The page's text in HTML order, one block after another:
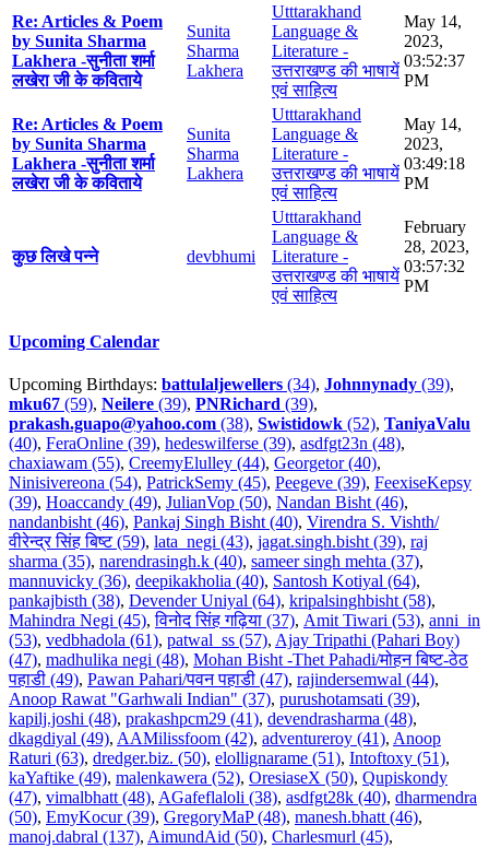
Re: Articles & Poem
by Sunita Sharma
Lakhera -सुनीता शर्मा
लखेरा जी के कविताये
Sunita
Sharma
Lakhera
Utttarakhand
Language &
Literature -
उत्तराखण्ड की भाषायें
एवं साहित्य
May 14,
2023,
03:52:37
PM
Re: Articles & Poem
by Sunita Sharma
Lakhera -सुनीता शर्मा
लखेरा जी के कविताये
Sunita
Sharma
Lakhera
Utttarakhand
Language &
Literature -
उत्तराखण्ड की भाषायें
एवं साहित्य
May 14,
2023,
03:49:18
PM
कुछ लिखे पन्ने devbhumi
Utttarakhand
Language &
Literature -
उत्तराखण्ड की भाषायें
एवं साहित्य
February
28, 2023,
03:57:32
PM
Upcoming Calendar
Upcoming Birthdays: battulaljewellers (34), Johnnynady (39),
mku67 (59), Neilere (39), PNRichard (39),
prakash.guapo@yahoo.com (38), Swistidowk (52), TaniyaValu
(40), FeraOnline (39), hedeswilferse (39), asdfgt23n (48),
chaxiawam (55), CreemyElulley (44), Georgetor (40),
Ninisivereona (54), PatrickSemy (45), Peegeve (39), FeexiseKepsy
(39), Hoaccandy (49), JulianVop (50), Nandan Bisht (46),
nandanbisht (46), Pankaj Singh Bisht (40), Virendra S. Vishth/
वीरेन्द्र सिंह बिष्ट (59), lata_negi (43), jagat.singh.bisht (39), raj
sharma (35), narendrasingh.k (40), sameer singh mehta (37),
mannuvicky (36), deepikakholia (40), Santosh Kotiyal (64),
pankajbisth (38), Devender Uniyal (64), kripalsinghbisht (58),
Mahindra Negi (45),विनोद सिंह गढ़िया (37), Amit Tiwari (53), anni_in
(53), vedbhadola (61), patwal_ss (57), Ajay Tripathi (Pahari Boy)
(47), madhulika negi (48), Mohan Bisht -Thet Pahadi/मोहन बिष्ट-ठेठ
पहाडी (49), Pawan Pahari/पवन पहाडी (47), rajindersemwal (44),
Anoop Rawat "Garhwali Indian" (37), purushotamsati (39),
kapilj.joshi (48), prakashpcm29 (41), devendrasharma (48),
dkagdiyal (49), AAMilissfoom (42), adventureroy (41), Anoop
Raturi (63), dredger.biz. (50), elollignarame (51), Intoftoxy (51),
kaYaftike (49), malenkawera (52), OresiaseX (50), Qupiskondy
(47), vimalbhatt (48), AGafeflaloli (38), asdfgt28k (40), dharmendra
(50), EmyKocur (39), GregoryMaP (48), manesh.bhatt (46),
manoj.dabral (137), AimundAid (50), Charlesmurl (45),